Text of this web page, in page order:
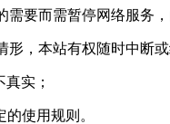
需要而需暂停网络服务
形，本站有权随时中断
实；
使用规则。